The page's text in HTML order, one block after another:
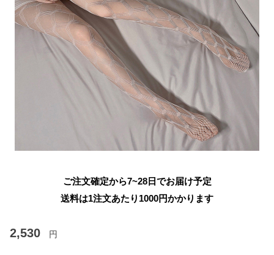
ご注文確定から7~28日でお届け予定
送料は1注文あたり 1000円かかります
2,530 円